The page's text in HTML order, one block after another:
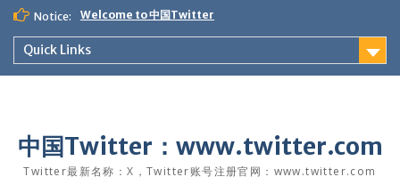
Skip
content
Notice: Welcome to 中国Twitter
Quick Links
中国Twitter：www.twitter.com
Twitter最新名称：X，Twitter账号注册官网：www.twitter.com